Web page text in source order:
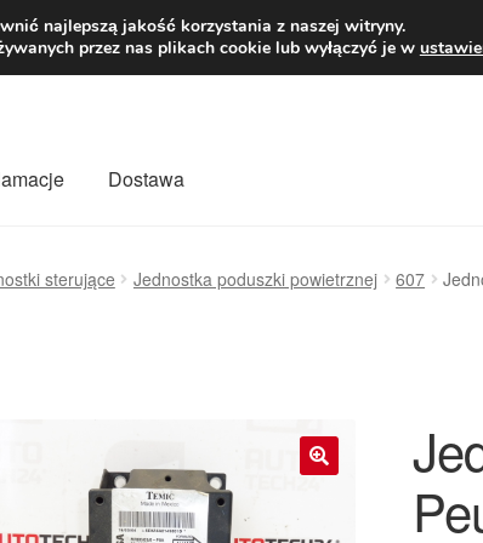
zł
Dostawa
sterujące Jednostka poduszki powietrznej 607
najlepszą jakość korzystania z naszej witryny.
przez nas plikach cookie lub wyłączyć je w